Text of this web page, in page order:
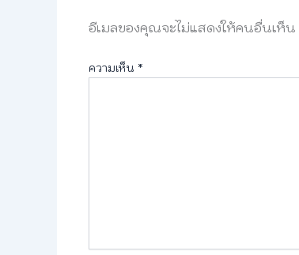
อีเมลของคุณจะไม่แสดงให้คนอื่นเห็น
ความเห็น *